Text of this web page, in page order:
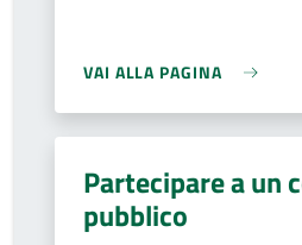
VAI ALLA PAGINA
Partecipare a un
pubblico